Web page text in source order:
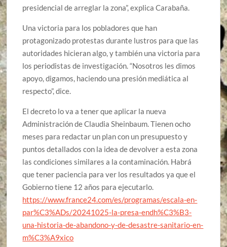
presidencial de arreglar la zona”, explica Carabaña.
Una victoria para los pobladores que han
protagonizado protestas durante lustros para que las
autoridades hicieran algo, y también una victoria para
los periodistas de investigación. “Nosotros les dimos
apoyo, digamos, haciendo una presión mediática al
respecto”, dice.
El decreto lo va a tener que aplicar la nueva
Administración de Claudia Sheinbaum. Tienen ocho
meses para redactar un plan con un presupuesto y
puntos detallados con la idea de devolver a esta zona
las condiciones similares a la contaminación. Habrá
que tener paciencia para ver los resultados ya que el
Gobierno tiene 12 años para ejecutarlo.
https://www.france24.com/es/programas/escala-en-
par%C3%ADs/20241025-la-presa-endh%C3%B3-
una-historia-de-abandono-y-de-desastre-sanitario-en-
m%C3%A9xico